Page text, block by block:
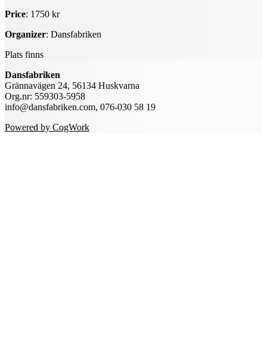
Price: 1750 kr
Organizer: Dansfabriken
Plats finns
Dansfabriken
Grännavägen 24, 56134 Huskvarna
Org.nr: 559303-5958
info@dansfabriken.com, 076-030 58 19
Powered by CogWork